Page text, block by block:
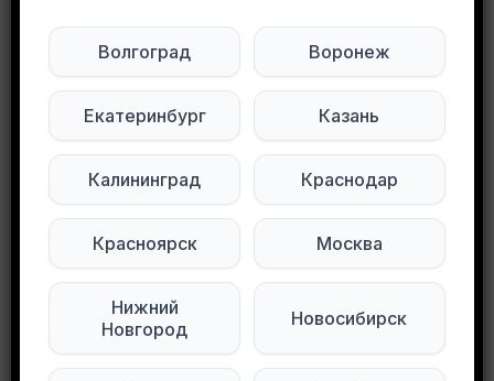
Развернуть полностью
Отдам даром велосипед на ребенка 7-11 лет,
заднее колесо спущено
Подписывайтесь на нас в социальных
сетях:
Мы в Telegram Мы в ВКонтакте
Волгоград Воронеж
Екатеринбург Казань
Калининград Краснодар
Красноярск Москва
Нижний
Новгород
Новосибирск